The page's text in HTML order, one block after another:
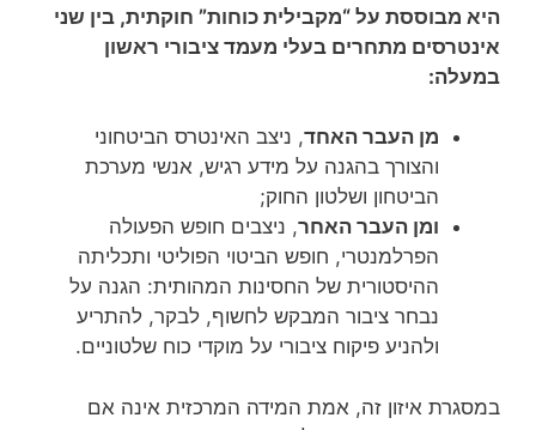
היא מבוססת על “מקבילית כוחות” חוקתית, בין שני
אינטרסים מתחרים בעלי מעמד ציבורי ראשון
במעלה:
מן העבר האחד, ניצב האינטרס הביטחוני
והצורך בהגנה על מידע רגיש, אנשי מערכת
הביטחון ושלטון החוק;
ומן העבר האחר, ניצבים חופש הפעולה
הפרלמנטרי, חופש הביטוי הפוליטי ותכליתה
ההיסטורית של החסינות המהותית: הגנה על
נבחר ציבור המבקש לחשוף, לבקר, להתריע
ולהניע פיקוח ציבורי על מוקדי כוח שלטוניים.
במסגרת איזון זה, אמת המידה המרכזית אינה אם